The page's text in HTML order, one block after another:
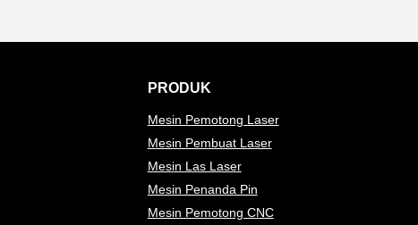
PRODUK
Mesin Pemotong Laser
Mesin Pembuat Laser
Mesin Las Laser
Mesin Penanda Pin
Mesin Pemotong CNC